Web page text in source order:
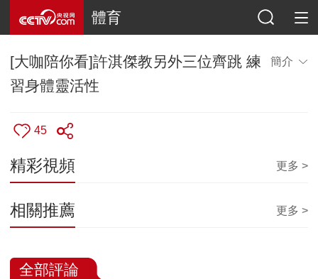
體育
[大咖陪你看]許淇傑教另外三位齊跳 練
習身體靈活性
簡介
45
精彩視頻 更多 >
相關推薦 更多 >
全部評論